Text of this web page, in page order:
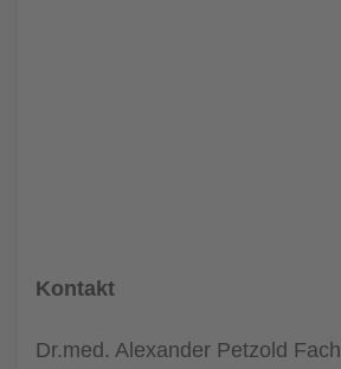
Kontakt
Dr.med. Alexander Petzold